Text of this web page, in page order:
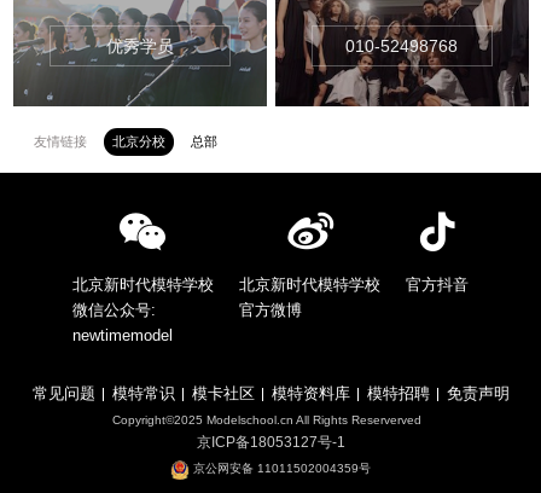
优秀学员 010-52498768
友情链接 北京分校 总部
北京新时代模特学校
微信公众号:
newtimemodel
北京新时代模特学校
官方微博
官方抖音
常见问题 模特常识 模卡社区 模特资料库 模特招聘 免责声明
Copyright©2025 Modelschool.cn All Rights Reserverved
京ICP备18053127号-1
京公网安备 11011502004359号